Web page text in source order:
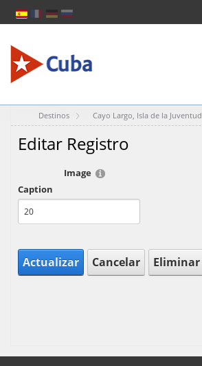
Destinos Cayo Largo, Isla de la Juventud
Editar Registro
Image
Caption
Actualizar Cancelar Eliminar